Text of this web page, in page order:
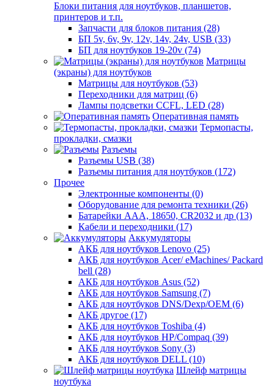
Блоки питания для ноутбуков, планшетов,
принтеров и т.п.
Запчасти для блоков питания (28)
БП 5v, 6v, 9v, 12v, 14v, 24v, USB (33)
БП для ноутбуков 19-20v (74)
Матрицы
(экраны) для ноутбуков
Матрицы для ноутбуков (53)
Переходники для матриц (6)
Лампы подсветки CCFL, LED (28)
Оперативная память
Термопасты,
прокладки, смазки
Разъемы
Разъемы USB (38)
Разъемы питания для ноутбуков (172)
Прочее
Электронные компоненты (0)
Оборудование для ремонта техники (26)
Батарейки AAА, 18650, CR2032 и др (13)
Кабели и переходники (17)
Аккумуляторы
АКБ для ноутбуков Lenovo (25)
АКБ для ноутбуков Acer/ eMachines/ Packard
bell (28)
АКБ для ноутбуков Asus (52)
АКБ для ноутбуков Samsung (7)
АКБ для ноутбуков DNS/Dexp/OEM (6)
АКБ другое (17)
АКБ для ноутбуков Toshiba (4)
АКБ для ноутбуков HP/Compaq (39)
АКБ для ноутбуков Sony (3)
АКБ для ноутбуков DELL (10)
Шлейф матрицы
ноутбука